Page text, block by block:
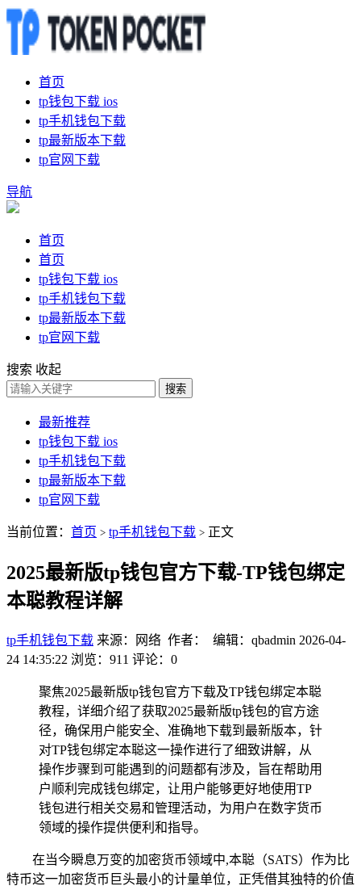
首页
tp钱包下载 ios
tp手机钱包下载
tp最新版本下载
tp官网下载
导航
首页
首页
tp钱包下载 ios
tp手机钱包下载
tp最新版本下载
tp官网下载
搜索 收起
搜索
最新推荐
tp钱包下载 ios
tp手机钱包下载
tp最新版本下载
tp官网下载
当前位置： 首页 > tp手机钱包下载 > 正文
2025最新版tp钱包官方下载-TP钱包绑定
本聪教程详解
tp手机钱包下载 来源：网络 作者： 编辑：qbadmin 2026-04-
24 14:35:22 浏览：911 评论：0
聚焦2025最新版tp钱包官方下载及TP钱包绑定本聪
教程，详细介绍了获取2025最新版tp钱包的官方途
径，确保用户能安全、准确地下载到最新版本，针
对TP钱包绑定本聪这一操作进行了细致讲解，从
操作步骤到可能遇到的问题都有涉及，旨在帮助用
户顺利完成钱包绑定，让用户能够更好地使用TP
钱包进行相关交易和管理活动，为用户在数字货币
领域的操作提供便利和指导。
在当今瞬息万变的加密货币领域中,本聪（SATS）作为比
特币这一加密货币巨头最小的计量单位，正凭借其独特的价值